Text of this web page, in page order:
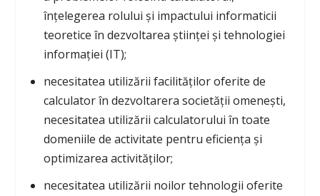
înțelegerea rolului și impactului informaticii
teoretice în dezvoltarea științei și tehnologiei
informației (IT);
necesitatea utilizării facilităților oferite de
calculator în dezvoltarera societății omenești,
necesitatea utilizării calculatorului în toate
domeniile de activitate pentru eficiența și
optimizarea activităților;
necesitatea utilizării noilor tehnologii oferite